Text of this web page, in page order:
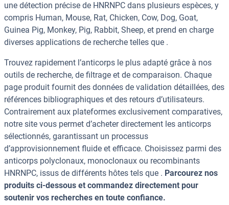
une détection précise de HNRNPC dans plusieurs espèces, y
compris Human, Mouse, Rat, Chicken, Cow, Dog, Goat,
Guinea Pig, Monkey, Pig, Rabbit, Sheep, et prend en charge
diverses applications de recherche telles que .
Trouvez rapidement l’anticorps le plus adapté grâce à nos
outils de recherche, de filtrage et de comparaison. Chaque
page produit fournit des données de validation détaillées, des
références bibliographiques et des retours d’utilisateurs.
Contrairement aux plateformes exclusivement comparatives,
notre site vous permet d’acheter directement les anticorps
sélectionnés, garantissant un processus
d’approvisionnement fluide et efficace. Choisissez parmi des
anticorps polyclonaux, monoclonaux ou recombinants
HNRNPC, issus de différents hôtes tels que . Parcourez nos
produits ci-dessous et commandez directement pour
soutenir vos recherches en toute confiance.